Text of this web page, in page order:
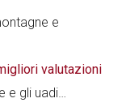
e
valutazioni
e gli uadi…